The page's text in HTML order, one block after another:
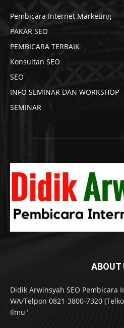
Pembicara Internet Marketing
PAKAR SEO
PEMBICARA TERBAIK
Konsultan SEO
SEO
INFO SEMINAR DAN WORKSHOP
SEMINAR
ABOUT
Didik Arwinsyah SEO
WA/Telpon 0821-3800-7320
Ilmu"